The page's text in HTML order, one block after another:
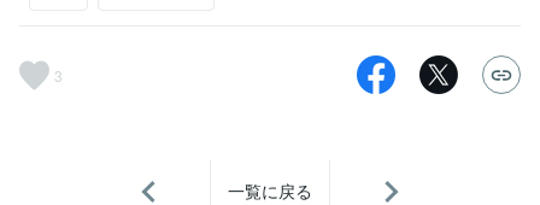
3
一覧に戻る